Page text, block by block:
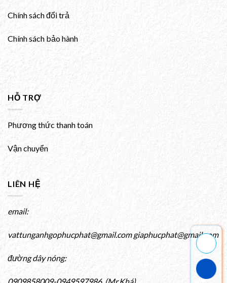
Chính sách đổi trả
Chính sách bảo hành
HỖ TRỢ
Phương thức thanh toán
Vận chuyển
LIÊN HỆ
email:
vattunganhgophucphat@gmail.com giaphucphat@gmail.com
đường dây nóng:
0909858009-0949597986 (Mr.Khá)